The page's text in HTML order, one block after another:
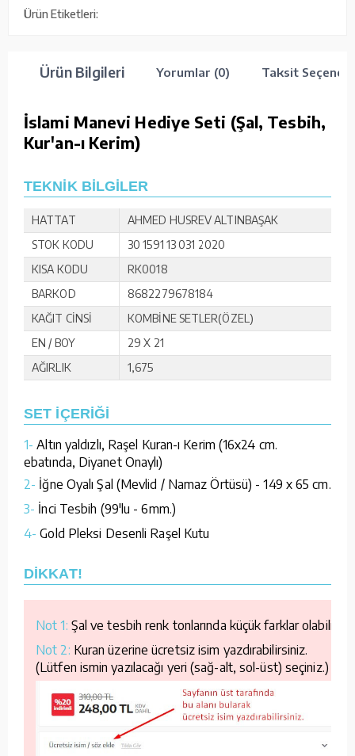
Ürün Etiketleri:
Ürün Bilgileri Yorumlar (0) Taksit
İslami Manevi Hediye Seti (Şal, Tesbih,
Kur'an-ı Kerim)
TEKNİK BİLGİLER
HATTAT
AHMED HUSREV ALTINBAŞAK
STOK KODU
30 1591 13 031 2020
KISA KODU
RK0018
BARKOD
8682279678184
KAĞIT CİNSİ
KOMBİNE SETLER(ÖZEL)
EN / BOY
29 X 21
AĞIRLIK
1,675
SET İÇERİĞİ
1- Altın yaldızlı, Raşel Kuran-ı Kerim (16x24 cm.
ebatında, Diyanet Onaylı)
2- İğne Oyalı Şal (Mevlid / Namaz Örtüsü) - 149 x 65 cm.
3- İnci Tesbih (99'lu - 6mm.)
4- Gold Pleksi Desenli Raşel Kutu
DİKKAT!
Not 1: Şal ve tesbih renk tonlarında küçük farklar olabilir.
Not 2: Kuran üzerine ücretsiz isim yazdırabilirsiniz.
(Lütfen ismin yazılacağı yeri (sağ-alt, sol-üst) seçiniz.)